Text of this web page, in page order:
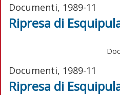
Documenti, 1989-11
Ripresa di
Documenti, 1989-11
Ripresa di